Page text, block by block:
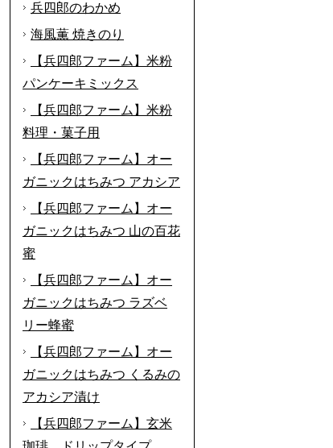
兵四郎のわかめ
海風薫 焼きのり
【兵四郎ファーム】米粉
パンケーキミックス
【兵四郎ファーム】米粉
料理・菓子用
【兵四郎ファーム】オー
ガニックはちみつ アカシア
【兵四郎ファーム】オー
ガニックはちみつ 山の百花
蜜
【兵四郎ファーム】オー
ガニックはちみつ ラズベ
リー蜂蜜
【兵四郎ファーム】オー
ガニックはちみつ くるみの
アカシア漬け
【兵四郎ファーム】玄米